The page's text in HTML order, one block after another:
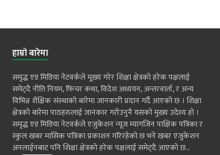
हाम्रो बारेमा
समृद्ध एड मिडिया नेटवर्कले मूख्य गरेर शिक्षा क्षेत्रको हरेक पक्षलाई
समेट्दै नीति नियम, फिचर कथा, विदेश अध्ययन, अन्तरवार्ता, र अन्य
विभिन्न शैक्षिक संस्थाको बारेमा जानकारी प्रदान गर्दै आएको छ । शिक्षा
क्षेत्रको बारेमा पाठहरुलाई जानकार गराँउनुनै यसको मुख्य उदेश्य हो ।
समृद्ध एड मिडिया नेटवर्कले एजुकेशन न्यूज म्यागजिन पाक्षिक पत्रिका र
स्कुल खबर मासिक पत्रिका प्रकाशन गरिरहेको छ भने खबर एजुकेशन
अनलाईनबाट पनि शिक्षा क्षेत्रको हरेक पक्षलाई समेट्दै आएको छ...